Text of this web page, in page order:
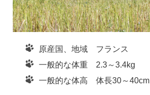
原産国、地域 フランス
一般的な体重 2.3～3.4kg
一般的な体高 体長30～40cm